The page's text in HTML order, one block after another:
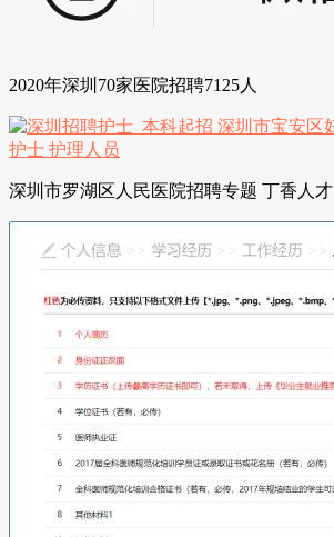
2020年深圳70家医院招聘7125人
深圳市罗湖区人民医院招聘专题 丁香人才